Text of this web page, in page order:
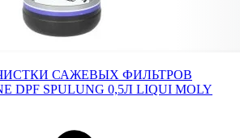
САЖЕВЫХ ФИЛЬТРОВ
DPF SPULUNG 0,5Л LIQUI MOLY